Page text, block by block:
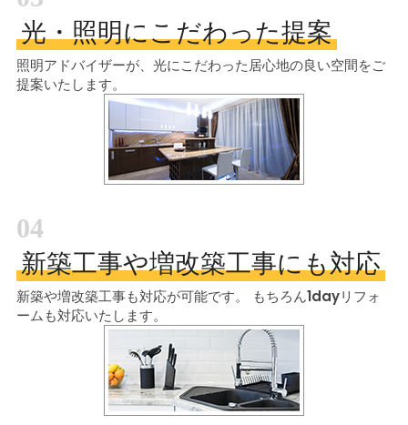
光・照明にこだわった提案
照明アドバイザーが、光にこだわった居心地の良い空間をご
提案いたします。
04
新築工事や増改築工事にも対応
新築や増改築工事も対応が可能です。
もちろん1dayリフォ
ームも対応いたします。